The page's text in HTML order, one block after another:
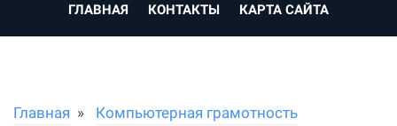
ГЛАВНАЯ КОНТАКТЫ КАРТА САЙТА
Главная Компьютерная грамотность